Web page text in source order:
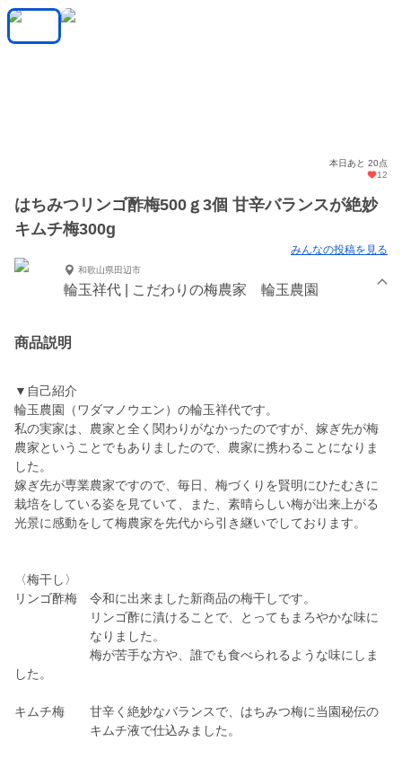
本日あと 20点
12
はちみつリンゴ酢梅500ｇ3個 甘辛バランスが絶妙
キムチ梅300g
みんなの投稿を見る
和歌山県田辺市
輪玉祥代 | こだわりの梅農家 輪玉農園
商品説明
▼自己紹介
輪玉農園（ワダマノウエン）の輪玉祥代です。
私の実家は、農家と全く関わりがなかったのですが、嫁ぎ先が梅
農家ということでもありましたので、農家に携わることになりま
した。
嫁ぎ先が専業農家ですので、毎日、梅づくりを賢明にひたむきに
栽培をしている姿を見ていて、また、素晴らしい梅が出来上がる
光景に感動をして梅農家を先代から引き継いでしております。
〈梅干し〉
リンゴ酢梅 令和に出来ました新商品の梅干しです。
リンゴ酢に漬けることで、とってもまろやかな味に
なりました。
梅が苦手な方や、誰でも食べられるような味にしま
した。
キムチ梅 甘辛く絶妙なバランスで、はちみつ梅に当園秘伝の
キムチ液で仕込みました。